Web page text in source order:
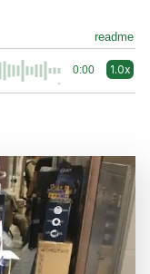
readme
0:00 1.0x